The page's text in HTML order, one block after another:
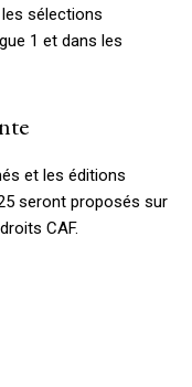
sélections
1 et dans les
et les éditions
seront proposés sur
CAF.